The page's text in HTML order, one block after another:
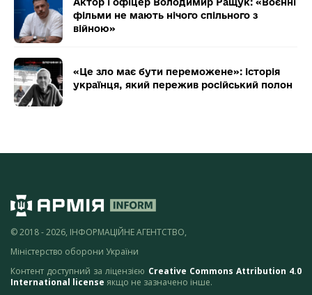
фільми не мають нічого спільного з
війною»
«Це зло має бути переможене»: історія
українця, який пережив російський полон
© 2018 - 2026, ІНФОРМАЦІЙНЕ АГЕНТСТВО,
Міністерство оборони України
Контент доступний за ліцензією Creative Commons Attribution 4.0
International license якщо не зазначено інше.